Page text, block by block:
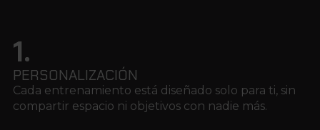
1.
PERSONALIZACIÓN
Cada entrenamiento está diseñado solo para ti, sin
compartir espacio ni objetivos con nadie más.